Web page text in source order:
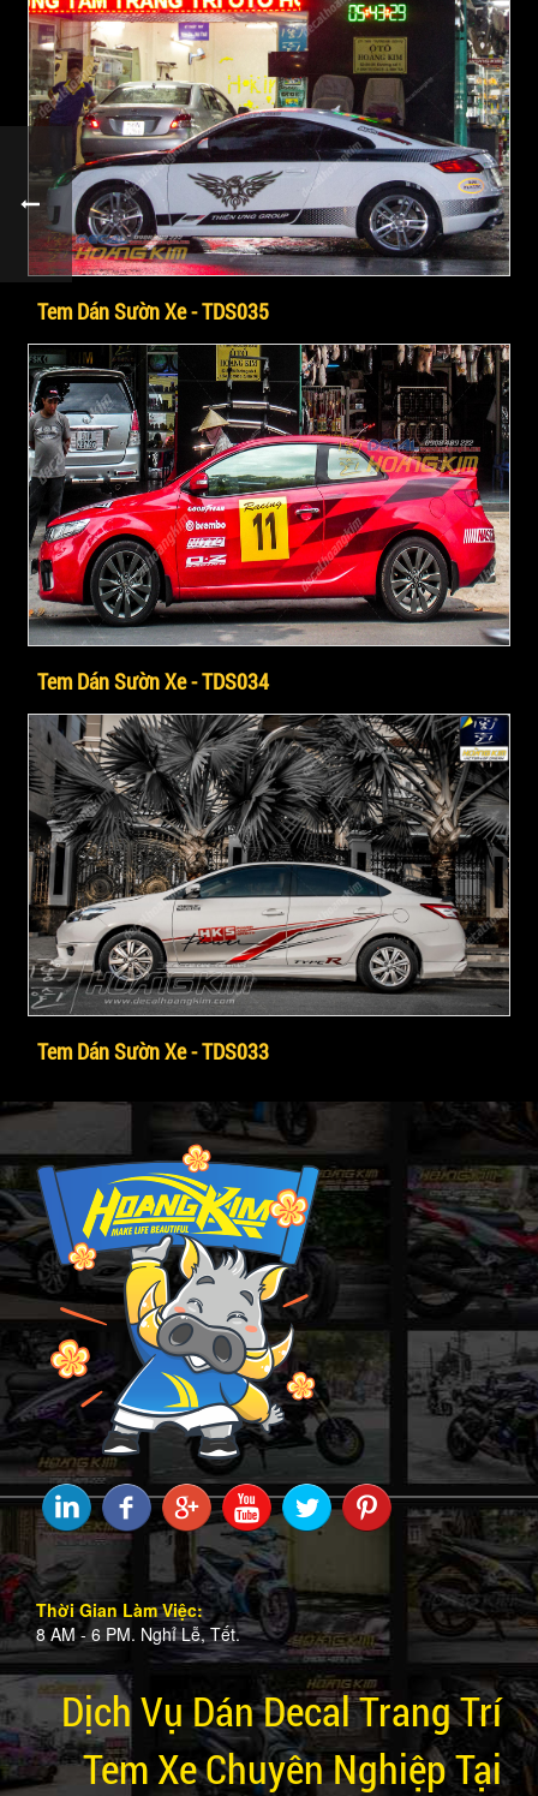
Tem Dán Sườn Xe - TDS035
Tem Dán Sườn Xe - TDS034
Tem Dán Sườn Xe - TDS033
Thời Gian Làm Việc:
8 AM - 6 PM. Nghỉ Lễ, Tết.
Dịch Vụ Dán Decal Trang Trí
Tem Xe Chuyên Nghiệp Tại